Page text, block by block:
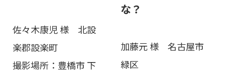
佐々木康児 様 北設
楽郡設楽町
撮影場所：豊橋市 下
な？
加藤元 様 名古屋市
緑区